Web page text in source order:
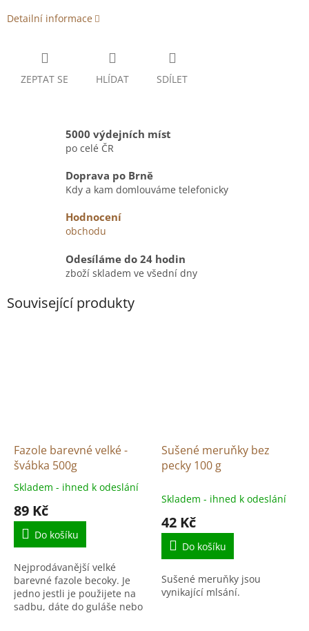
Detailní informace
ZEPTAT SE HLÍDAT SDÍLET
5000 výdejních míst
po celé ČR
Doprava po Brně
Kdy a kam domlouváme telefonicky
Hodnocení
obchodu
Odesíláme do 24 hodin
zboží skladem ve všední dny
Související produkty
Fazole barevné velké -
švábka 500g
Průměrné
produktu
4,9
5
hvězdiček.
Skladem - ihned k odeslání
89 Kč
Do košíku
Nejprodávanější velké
barevné fazole becoky. Je
jedno jestli je použijete na
sadbu, dáte do guláše nebo
Sušené meruňky bez
pecky 100 g
Skladem - ihned k odeslání
42 Kč
Do košíku
Sušené meruňky jsou
vynikající mlsání.